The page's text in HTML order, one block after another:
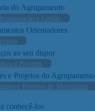
do Agrupamento
e Gestão
Orientadores
ao seu dispor
e Projetos
e Projetos do Agrupamento
e Projetos de Mobilidade
conhecê-los